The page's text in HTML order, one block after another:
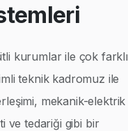
kurumlar ile çok farklı
teknik kadromuz ile
mekanik-elektrik
ve tedariği gibi bir